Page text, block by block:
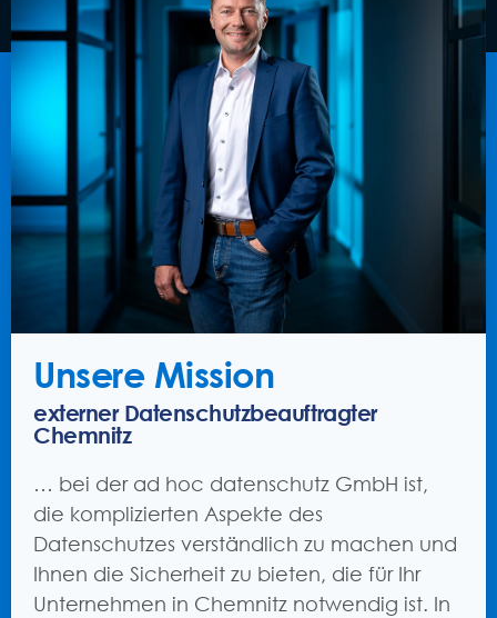
Unsere Mission
externer Datenschutz­beauftragter
Chemnitz
… bei der ad hoc datenschutz GmbH ist,
die komplizierten Aspekte des
Datenschutzes verständlich zu machen und
Ihnen die Sicherheit zu bieten, die für Ihr
Unternehmen in Chemnitz notwendig ist. In